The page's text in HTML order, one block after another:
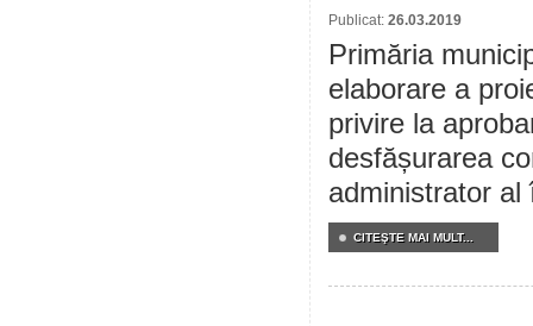
Publicat: 26.03.2019
Primăria
elaborare a
privire la
desfășurarea
administrator al
CITEŞTE MAI MULT...